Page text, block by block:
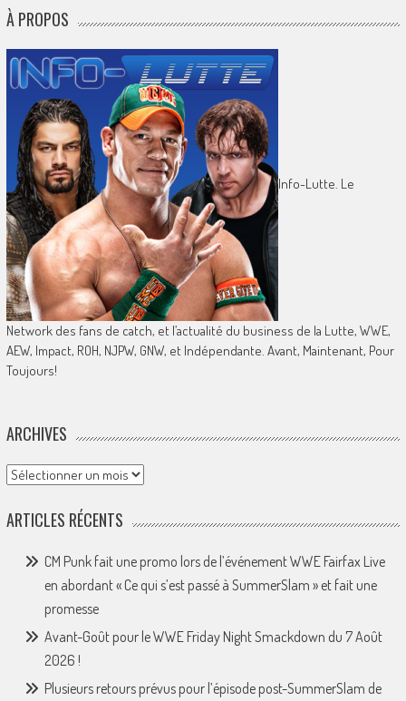
À PROPOS
Info-Lutte. Le
Network des fans de catch, et l’actualité du business de la Lutte, WWE,
AEW, Impact, ROH, NJPW, GNW, et Indépendante. Avant, Maintenant, Pour
Toujours!
ARCHIVES
Archives
ARTICLES RÉCENTS
CM Punk fait une promo lors de l’événement WWE Fairfax Live
en abordant « Ce qui s’est passé à SummerSlam » et fait une
promesse
Avant-Goût pour le WWE Friday Night Smackdown du 7 Août
2026 !
Plusieurs retours prévus pour l’épisode post-SummerSlam de